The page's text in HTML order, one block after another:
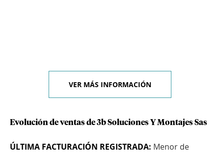
VER MÁS INFORMACIÓN
Evolución de ventas de 3b Soluciones Y Montajes Sas
ÚLTIMA FACTURACIÓN REGISTRADA: Menor de